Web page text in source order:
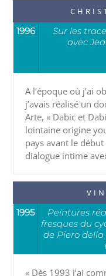
1996
Sur les
avec
A l’époque où j’ai
j’avais réalisé un
Arte, « Dabic et
lointaine origine
pays avant le
dialogue intime
1995
Peintures
fresques du
de Piero della
« Dès 1993 j’ai